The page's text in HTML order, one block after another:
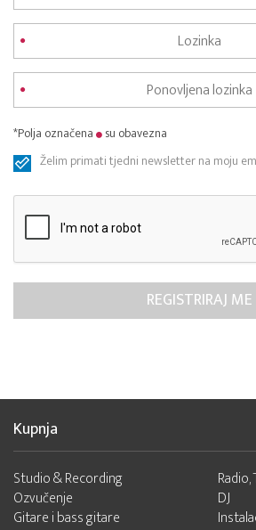
*Polja označena
su obavezna
Želim primati tjedni newsletter na moju
Kupnja
Studio & Recording
Ozvučenje
Gitare i bass gitare
DJ